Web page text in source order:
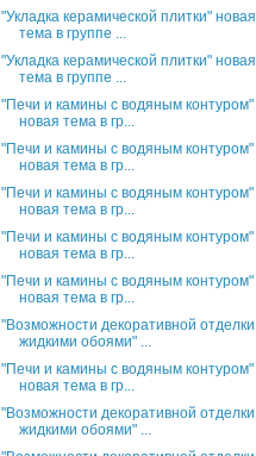
"Укладка керамической плитки" новая
тема в группе ...
"Укладка керамической плитки" новая
тема в группе ...
"Печи и камины с водяным контуром"
новая тема в гр...
"Печи и камины с водяным контуром"
новая тема в гр...
"Печи и камины с водяным контуром"
новая тема в гр...
"Печи и камины с водяным контуром"
новая тема в гр...
"Печи и камины с водяным контуром"
новая тема в гр...
"Возможности декоративной отделки
жидкими обоями" ...
"Печи и камины с водяным контуром"
новая тема в гр...
"Возможности декоративной отделки
жидкими обоями" ...